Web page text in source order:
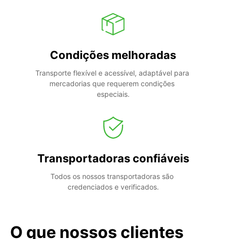
Condições melhoradas
Transporte flexível e acessível, adaptável para
mercadorias que requerem condições
especiais.
Transportadoras confiáveis
Todos os nossos transportadoras são
credenciados e verificados.
O que nossos clientes